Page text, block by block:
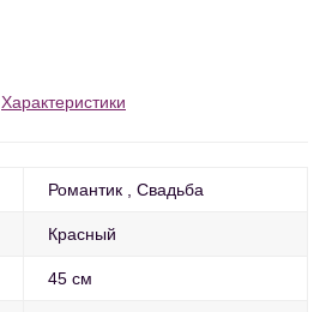
Характеристики
Романтик Свадьба
Красный
45 см